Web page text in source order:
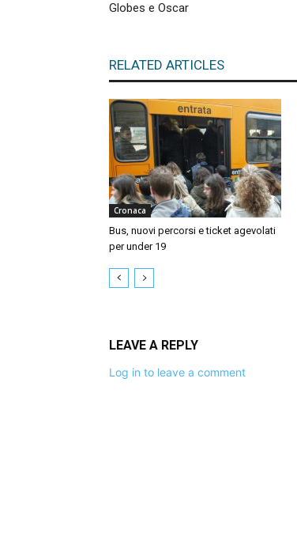
Globes e Oscar
RELATED ARTICLES
Cronaca
Bus, nuovi percorsi e ticket agevolati
per under 19
LEAVE A REPLY
Log in to leave a comment